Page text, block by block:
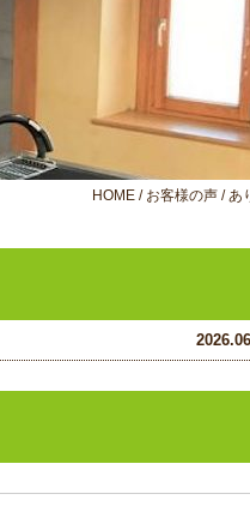
HOME / お客様の声 /あ